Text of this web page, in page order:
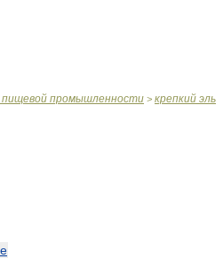
пищевой промышленности > крепкий эль